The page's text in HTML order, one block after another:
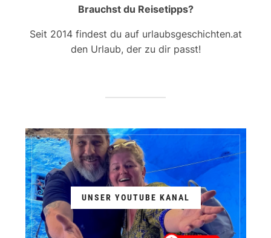
Brauchst du Reisetipps?
Seit 2014 findest du auf urlaubsgeschichten.at
den Urlaub, der zu dir passt!
UNSER YOUTUBE KANAL